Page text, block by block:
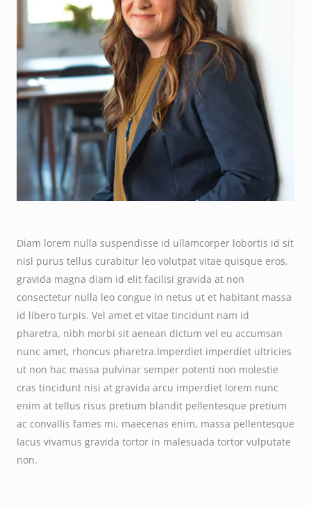
Diam lorem nulla suspendisse id ullamcorper lobortis id sit
nisl purus tellus curabitur leo volutpat vitae quisque eros,
gravida magna diam id elit facilisi gravida at non
consectetur nulla leo congue in netus ut et habitant massa
id libero turpis. Vel amet et vitae tincidunt nam id
pharetra, nibh morbi sit aenean dictum vel eu accumsan
nunc amet, rhoncus pharetra.Imperdiet imperdiet ultricies
ut non hac massa pulvinar semper potenti non molestie
cras tincidunt nisi at gravida arcu imperdiet lorem nunc
enim at tellus risus pretium blandit pellentesque pretium
ac convallis fames mi, maecenas enim, massa pellentesque
lacus vivamus gravida tortor in malesuada tortor vulputate
non.